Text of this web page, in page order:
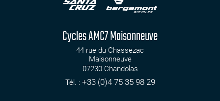
Cycles AMC7 Maisonneuve
44 rue du Chassezac
Maisonneuve
07230 Chandolas
Tél. : +33 (0)4 75 35 98 29